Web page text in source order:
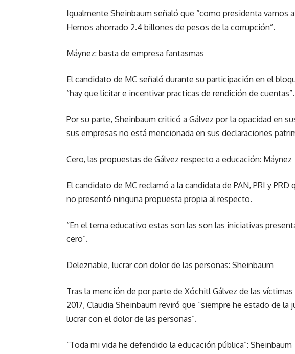
Igualmente Sheinbaum señaló que “como presidenta vamos
Hemos ahorrado 2.4 billones de pesos de la corrupción”.
Máynez: basta de empresa fantasmas
El candidato de MC señaló durante su participación en el
“hay que licitar e incentivar practicas de rendición de cuentas”.
Por su parte, Sheinbaum criticó a Gálvez por la opacidad en
sus empresas no está mencionada en sus declaraciones
Cero, las propuestas de Gálvez respecto a educación: Máynez
El candidato de MC reclamó a la candidata de PAN, PRI y
no presentó ninguna propuesta propia al respecto.
“En el tema educativo estas son las son las iniciativas
cero”.
Deleznable, lucrar con dolor de las personas: Sheinbaum
Tras la mención de por parte de Xóchitl Gálvez de las
2017, Claudia Sheinbaum reviró que “siempre he estado de
lucrar con el dolor de las personas”.
“Toda mi vida he defendido la educación pública”: Sheinbaum